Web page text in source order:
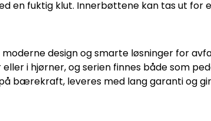
en fuktig klut. Innerbøttene kan tas ut for
design og smarte løsninger for
i hjørner, og serien finnes både som
bærekraft, leveres med lang garanti og